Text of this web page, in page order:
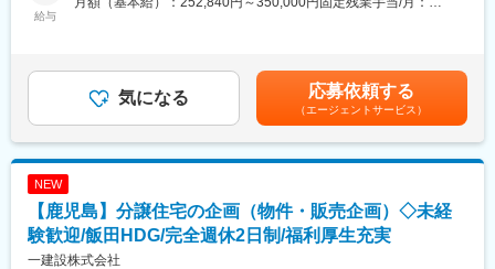
■施工管理（修繕）
・マンション管理組合、入居者様への対応、タイムリーな工事内
◎慣れてくれば複数案件（2～3件）を担当
◎修繕工事ではほとんどが巡回管理
給与
年収はあくまでも目安の金額であり、選考を通じて変動する可能
性があります。■昇給1回、賞与2回賃金はあくまでも目安の金額
であり、選考を通じて上下する可能性があります。月給(月額)は固
定手当を含めた表記です。
気になる 応募依頼する
（エージェントサービス）
NEW
【鹿児島】分譲住宅の企画（物件・販売企画）◇未経
験歓迎/飯田HDG/完全週休2日制/福利厚生充実
一建設株式会社